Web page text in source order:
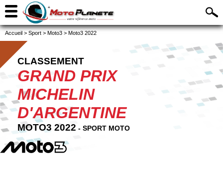
Accueil > Sport > Moto3 > Moto3 2022
CLASSEMENT
GRAND PRIX
MICHELIN
D'ARGENTINE
MOTO3 2022 - SPORT MOTO